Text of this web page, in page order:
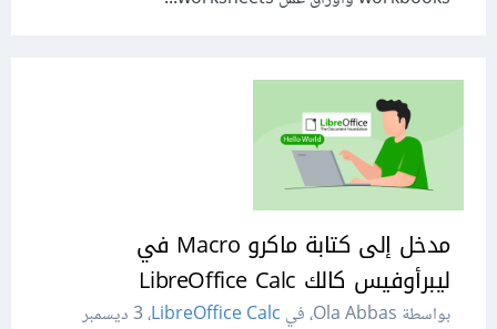
مدخل إلى كتابة ماكرو Macro في
ليبرأوفيس كالك LibreOffice Calc
بواسطة Ola Abbas، في LibreOffice Calc،
3 ديسمبر